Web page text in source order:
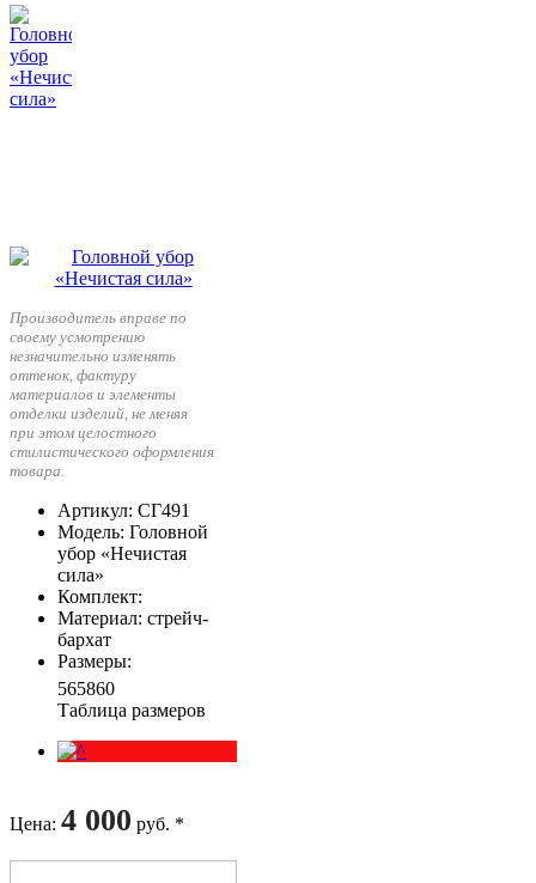
Производитель вправе по
своему усмотрению
незначительно изменять
оттенок, фактуру
материалов и элементы
отделки изделий, не меняя
при этом целостного
стилистического оформления
товара.
Артикул: СГ491
Модель: Головной
убор «Нечистая
сила»
Комплект:
Материал: стрейч-
бархат
Размеры:
565860
Таблица размеров
Цена: 4 000 руб. *